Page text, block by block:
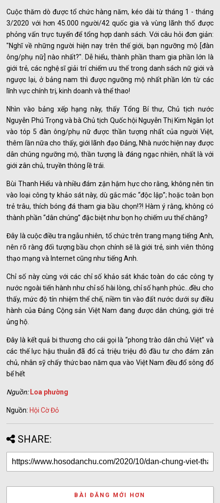
Cuộc thăm dò được tổ chức hàng năm, kéo dài từ tháng 1 - tháng
3/2020 với hơn 45.000 người/42 quốc gia và vùng lãnh thổ được
phỏng vấn trực tuyến để tổng hợp danh sách. Với câu hỏi đơn giản:
"Nghĩ về những người hiện nay trên thế giới, bạn ngưỡng mộ [đàn
ông/phụ nữ] nào nhất?". Dễ hiểu, thành phần tham gia phần lớn là
giới trẻ, các nghệ sĩ giải trí chiếm ưu thế trong danh sách nữ giới và
ngược lại, ở bảng nam thì được ngưỡng mộ nhất phần lớn từ các
lĩnh vực chính trị, kinh doanh và thể thao!
Nhìn vào bảng xếp hạng này, thấy Tổng Bí thư, Chủ tịch nước
Nguyễn Phú Trọng và bà Chủ tịch Quốc hội Nguyễn Thị Kim Ngân lọt
vào tóp 5 đàn ông/phụ nữ được thần tượng nhất của người Việt,
thêm lần nữa cho thấy, giới lãnh đạo Đảng, Nhà nước hiện nay được
dân chúng ngưỡng mộ, thần tượng là đáng ngạc nhiên, nhất là với
giới zân chủ, truyền thông lề trái.
Bùi Thanh Hiếu và nhiều đám zận hậm hực cho rằng, không nên tin
vào loại công ty khảo sát này, dù gắc mác “độc lập”; hoặc toàn bọn
trẻ trâu, thích bóng đá tham gia bầu chọn!?! Hàm ý rằng, không có
thành phần “dân chúng” đặc biệt như bọn họ chiếm ưu thế chăng?
Đây là cuộc điều tra ngẫu nhiên, tổ chức trên trang mạng tiếng Anh,
nên rõ ràng đối tượng bầu chọn chính sẽ là giới trẻ, sinh viên thông
thạo mạng và Internet cũng như tiếng Anh.
Chỉ số này cùng với các chỉ số khảo sát khác toàn do các công ty
nước ngoài tiến hành như chỉ số hài lòng, chỉ số hạnh phúc…đều cho
thấy, mức độ tín nhiệm thể chế, niềm tin vào đất nước dưới sự điều
hành của Đảng Cộng sản Việt Nam đang được dân chúng, giới trẻ
ủng hộ.
Đây là kết quả bi thương cho cái gọi là “phong trào dân chủ Việt” và
các thế lực hậu thuẫn đã đổ cả triệu triệu đô đầu tư cho đám zân
chủ, nhân sỹ chấy thức bao năm qua vào Việt Nam đều đổ sông đổ
bể hết
Nguồn: Loa phường
Nguồn: Hội Cờ Đỏ
SHARE:
BÀI ĐĂNG MỚI HƠN